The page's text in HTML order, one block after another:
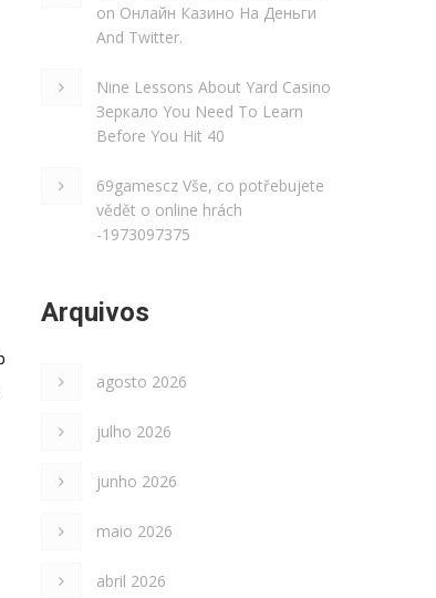
on Онлайн Казино На Деньги
And Twitter.
Nine Lessons About Yard Casino
Зеркало You Need To Learn
Before You Hit 40
69gamescz Vše, co potřebujete
vědět o online hrách
-1973097375
Arquivos
agosto 2026
julho 2026
junho 2026
maio 2026
abril 2026